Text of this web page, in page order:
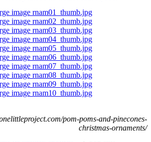
pom-poms-and-pinecones-
christmas-ornaments/